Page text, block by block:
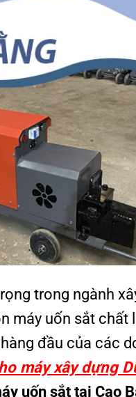
trong ngành
máy uốn sắt chất
đầu của các
máy xây dựng
uốn sắt tại Cao